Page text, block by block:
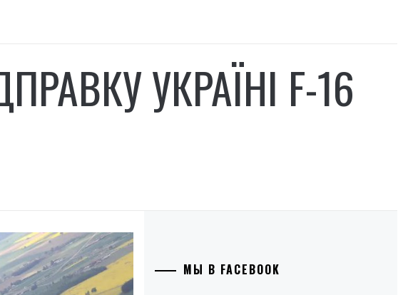
УКРАЇНІ F-16
МЫ В FACEBOOK